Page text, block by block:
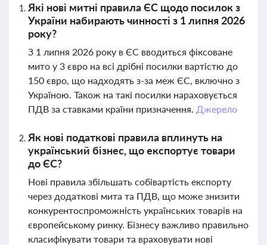
Які нові митні правила ЄС щодо посилок з
України набирають чинності з 1 липня 2026
року?
З 1 липня 2026 року в ЄС вводиться фіксоване
мито у 3 євро на всі дрібні посилки вартістю до
150 євро, що надходять з-за меж ЄС, включно з
Україною. Також на такі посилки нараховується
ПДВ за ставками країни призначення. Джерело
Як нові податкові правила вплинуть на
український бізнес, що експортує товари
до ЄС?
Нові правила збільшать собівартість експорту
через додаткові мита та ПДВ, що може знизити
конкурентоспроможність українських товарів на
європейському ринку. Бізнесу важливо правильно
класифікувати товари та враховувати нові